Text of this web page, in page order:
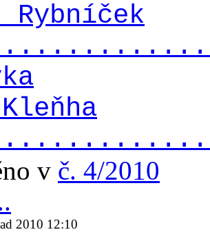
Rybníček
v č. 4/2010
2010 12:10